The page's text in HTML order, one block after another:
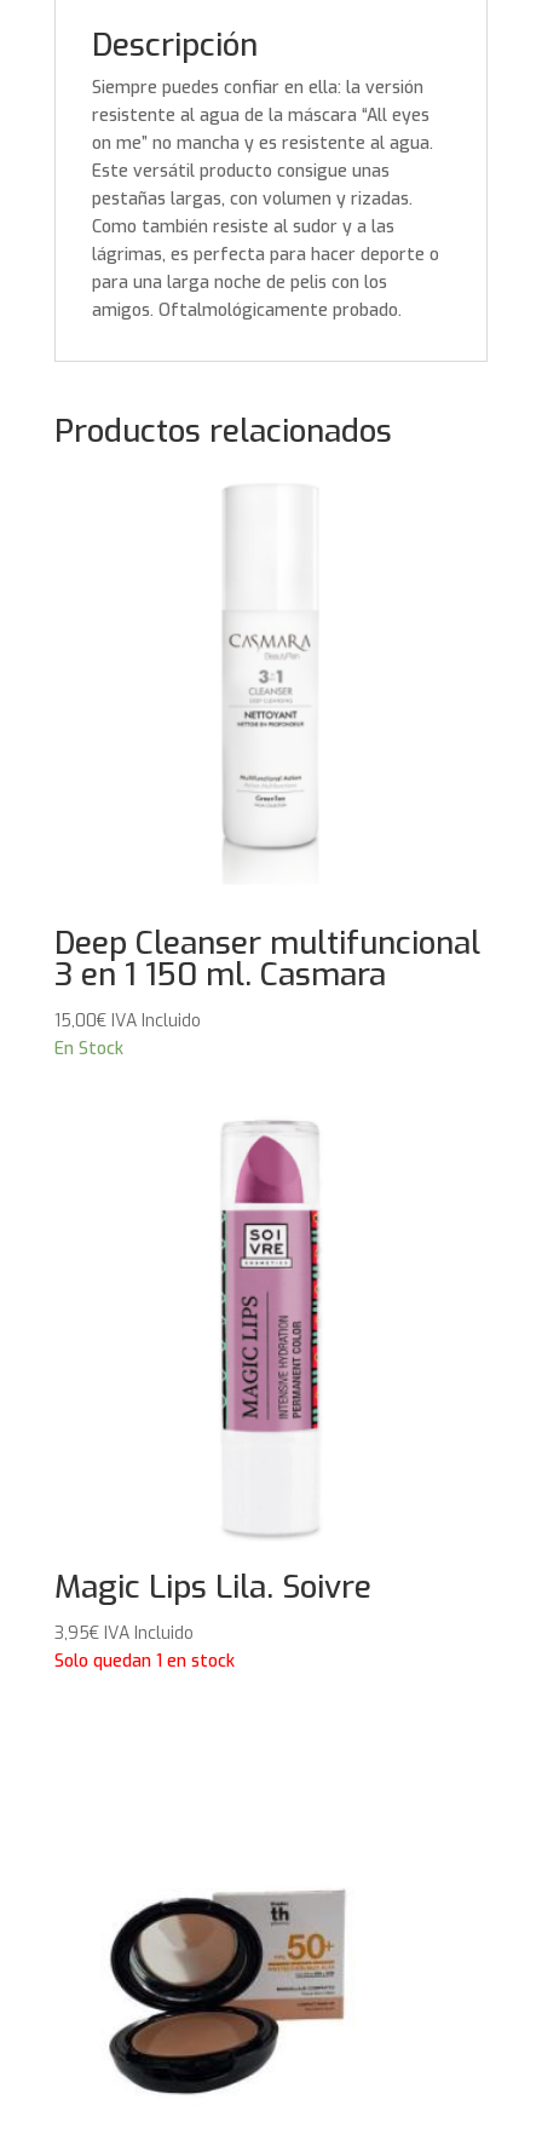
Descripción
Siempre puedes confiar en ella: la versión
resistente al agua de la máscara “All eyes
on me” no mancha y es resistente al agua.
Este versátil producto consigue unas
pestañas largas, con volumen y rizadas.
Como también resiste al sudor y a las
lágrimas, es perfecta para hacer deporte o
para una larga noche de pelis con los
amigos. Oftalmológicamente probado.
Productos relacionados
Deep Cleanser multifuncional
3 en 1 150 ml. Casmara
15,00€ IVA Incluido
En Stock
Magic Lips Lila. Soivre
3,95€ IVA Incluido
Solo quedan 1 en stock